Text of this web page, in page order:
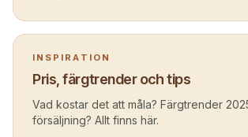
INSPIRATION
Pris, färgtrender och tips
Vad kostar det att måla? Färgtrender
försäljning? Allt finns här.